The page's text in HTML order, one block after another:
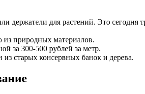
держатели для растений. Это
из природных материалов.
за 300-500 рублей за метр.
старых консервных банок и дерева.